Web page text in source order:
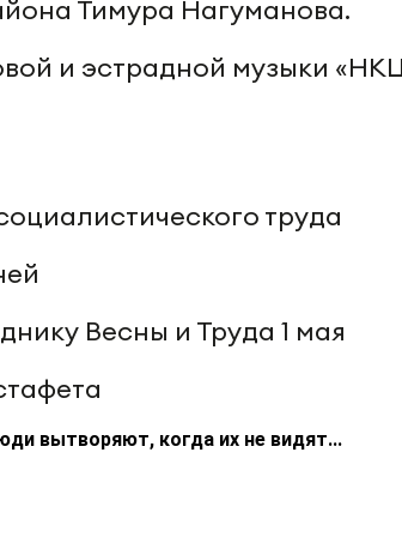
Тимура Нагуманова.
и эстрадной музыки
труда
Весны и Труда 1 мая
вытворяют, когда их не видят...